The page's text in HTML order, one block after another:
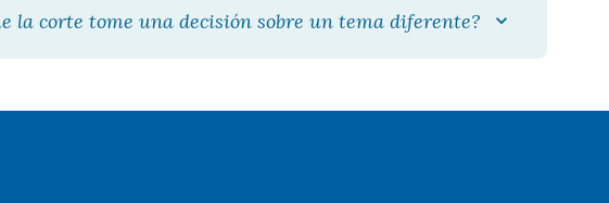
la corte tome una decisión sobre un tema diferente?